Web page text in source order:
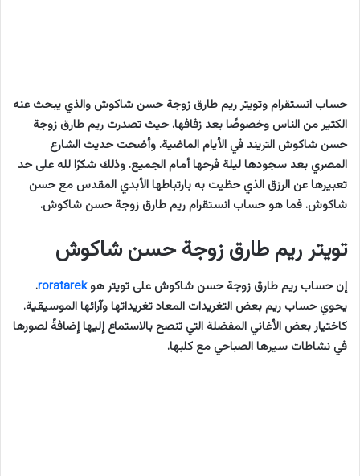
حساب انستقرام وتويتر ريم طارق زوجة حسن شاكوش والذي يبحث عنه
الكثير من الناس وخصوصًا بعد زفافها. حيث تصدرت ريم طارق زوجة
حسن شاكوش التريند في الأيام الماضية. وأضحت حديث الشارع
المصري بعد سجودها ليلة فرحها أمام الجميع. وذلك شكرًا لله على حد
تعبيرها عن الرزق الذي حظيت به بارتباطها الأبدي المقدس مع حسن
شاكوش. فما هو حساب انستقرام ريم طارق زوجة حسن شاكوش.
تويتر ريم طارق زوجة حسن شاكوش
إن حساب ريم طارق زوجة حسن شاكوش على تويتر هوroratarek
.
يحوي حساب ريم بعض التغريدات المعاد تغريداتها وآرائها الموسيقية.
كاختيار بعض الأغاني المفضلة التي تنصح بالاستماع إليها إضافةً لصورها
في نشاطات سيرها الصباحي مع كلبها.